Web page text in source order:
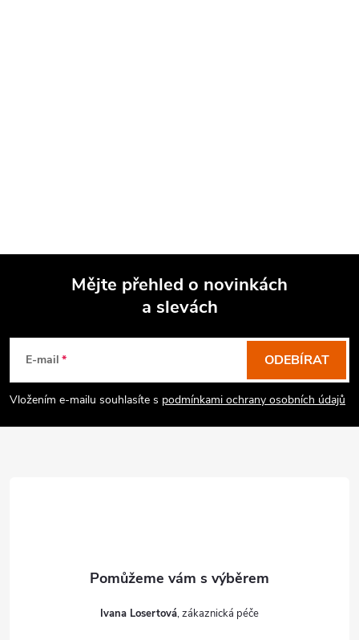
Mějte přehled o novinkách
a slevách
E-mail
Vložením e-mailu souhlasíte s podmínkami ochrany osobních údajů
ODEBÍRAT
Ivana Losertová